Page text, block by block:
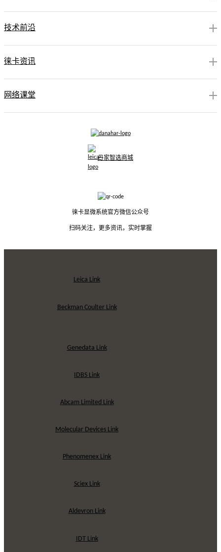
技术前沿
徕卡资讯
网络课堂
丹家智选商城
徕卡显微系统官方微信公众号
扫码关注，更多资讯，实时掌握
Leica Link
Beckman Coulter Link
Genedata Link
IDBS Link
Abcam Limited Link
Molecular Devices Link
Phenomenex Link
Sciex Link
Aldevron Link
IDT Link